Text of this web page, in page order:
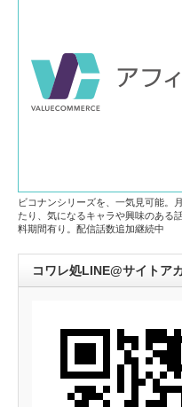
ビコナンシリーズを、一気見可能。
たり、気になるキャラや興味のある
料期間有り。配信話数追加継続中
コワレ処LINE@サイトア